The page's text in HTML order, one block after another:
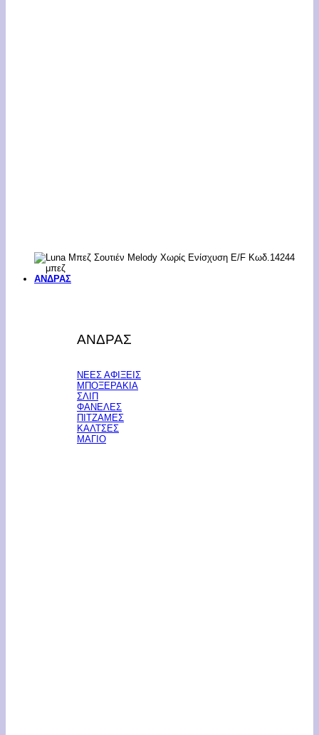
ΑΝΔΡΑΣ
ΑΝΔΡΑΣ
ΝΕΕΣ ΑΦΙΞΕΙΣ
ΜΠΟΞΕΡΑΚΙΑ
ΣΛΙΠ
ΦΑΝΕΛΕΣ
ΠΙΤΖΑΜΕΣ
ΚΑΛΤΣΕΣ
ΜΑΓΙΟ